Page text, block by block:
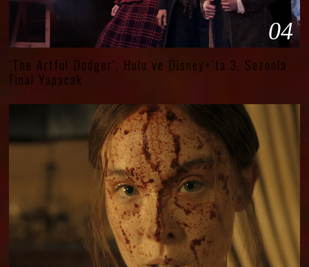
04
‘The Artful Dodger’, Hulu ve Disney+’ta 3. Sezonla
Final Yapacak